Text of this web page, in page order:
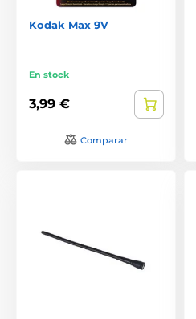
Kodak Max 9V
En stock
3,99 €
Comparar